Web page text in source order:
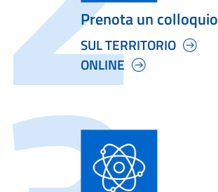
Prenota un colloquio
SUL TERRITORIO
ONLINE